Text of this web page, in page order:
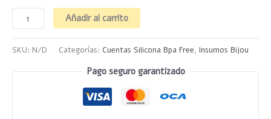
Añadir al carrito
SKU: N/D Categorías: Cuentas Silicona Bpa Free, Insumos Bijou
Pago seguro garantizado